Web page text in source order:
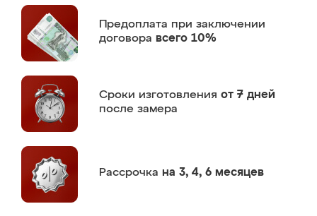
Предоплата при заключении
договора всего 10%
Сроки изготовления от 7 дней
после замера
Рассрочка на 3, 4, 6 месяцев